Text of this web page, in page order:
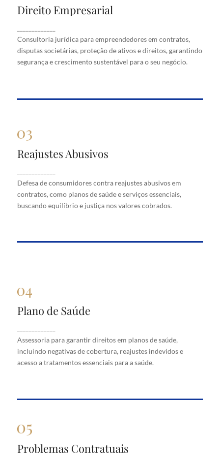
Direito Empresarial
Consultoria jurídica para empreendedores em contratos,
disputas societárias, proteção de ativos e direitos, garantindo
segurança e crescimento sustentável para o seu negócio.
Direito Empresarial
contratos, disputas societárias, proteção de ativos
e direitos, garantindo segurança e crescimento
sustentável para o seu negócio.
Reajustes Abusivos
Defesa de consumidores contra reajustes abusivos em
contratos, como planos de saúde e serviços essenciais,
buscando equilíbrio e justiça nos valores cobrados.
Reajustes Abusivos
em contratos, como planos de saúde e serviços
essenciais, buscando equilíbrio e justiça nos valores
cobrados.
Plano de Saúde
Assessoria para garantir direitos em planos de saúde,
incluindo negativas de cobertura, reajustes indevidos e
acesso a tratamentos essenciais para a saúde.
Plano de Saúde
saúde, incluindo negativas de cobertura, reajustes
indevidos e acesso a tratamentos essenciais para a
saúde.
Problemas Contratuais
Problemas Contratuais